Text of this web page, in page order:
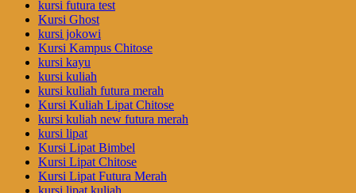
kursi futura test
Kursi Ghost
kursi jokowi
Kursi Kampus Chitose
kursi kayu
kursi kuliah
kursi kuliah futura merah
Kursi Kuliah Lipat Chitose
kursi kuliah new futura merah
kursi lipat
Kursi Lipat Bimbel
Kursi Lipat Chitose
Kursi Lipat Futura Merah